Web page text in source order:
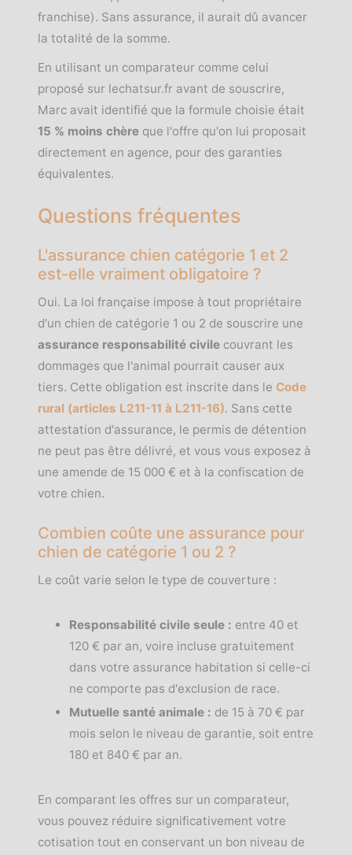
franchise). Sans assurance, il aurait dû avancer
la totalité de la somme.
En utilisant un comparateur comme celui
proposé sur lechatsur.fr avant de souscrire,
Marc avait identifié que la formule choisie était
15 % moins chère que l'offre qu'on lui proposait
directement en agence, pour des garanties
équivalentes.
Questions fréquentes
L'assurance chien catégorie 1 et 2
est-elle vraiment obligatoire ?
Oui. La loi française impose à tout propriétaire
d'un chien de catégorie 1 ou 2 de souscrire une
assurance responsabilité civile couvrant les
dommages que l'animal pourrait causer aux
tiers. Cette obligation est inscrite dans le Code
rural (articles L211-11 à L211-16). Sans cette
attestation d'assurance, le permis de détention
ne peut pas être délivré, et vous vous exposez à
une amende de 15 000 € et à la confiscation de
votre chien.
Combien coûte une assurance pour
chien de catégorie 1 ou 2 ?
Le coût varie selon le type de couverture :
Responsabilité civile seule : entre 40 et
120 € par an, voire incluse gratuitement
dans votre assurance habitation si celle-ci
ne comporte pas d'exclusion de race.
Mutuelle santé animale : de 15 à 70 € par
mois selon le niveau de garantie, soit entre
180 et 840 € par an.
En comparant les offres sur un comparateur,
vous pouvez réduire significativement votre
cotisation tout en conservant un bon niveau de